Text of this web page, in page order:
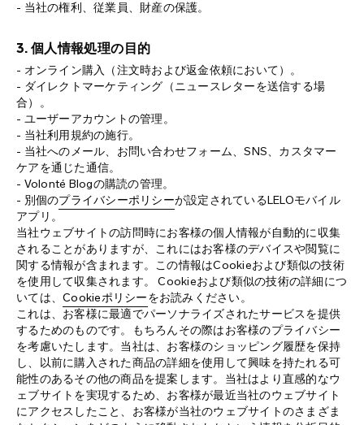
- 当社の権利、従業員、財産の保護。
3. 個人情報処理の目的
- オンライン購入（注文時および返金依頼において）。
- ダイレクトマーケティング（ニュースレターを送信する場
合）。
- ユーザーアカウントの管理。
- 当社利用規約の施行。
- 当社へのメール、お問い合わせフォーム、SNS、カスタマー
ケアを通じた通信。
- Volonté Blogの購読の管理。
- 別個のプライバシーポリシーが設定されているLELOモバイル
アプリ。
当社ウェブサイトの訪問時にお客様の個人情報が自動的に収集
されることがありますが、これにはお客様のデバイスや閲覧に
関する情報が含まれます。この情報はCookieおよび類似の技術
を使用して収集されます。 Cookieおよび類似の技術の詳細につ
いては、 Cookieポリシーをお読みください。
これは、お客様に最適でパーソナライズされたサービスを提供
するためのものです。もちろんその際はお客様のプライバシー
を考慮いたします。当社は、お客様のショッピング履歴を保持
し、以前に購入された商品の詳細を使用して興味を持たれる可
能性のあるその他の商品を提案します。当社はより直感的なウ
ェブサイトを実現するため、お客様が最近当社のウェブサイト
にアクセスしたこと、お客様が当社のウェブサイトのさまざま